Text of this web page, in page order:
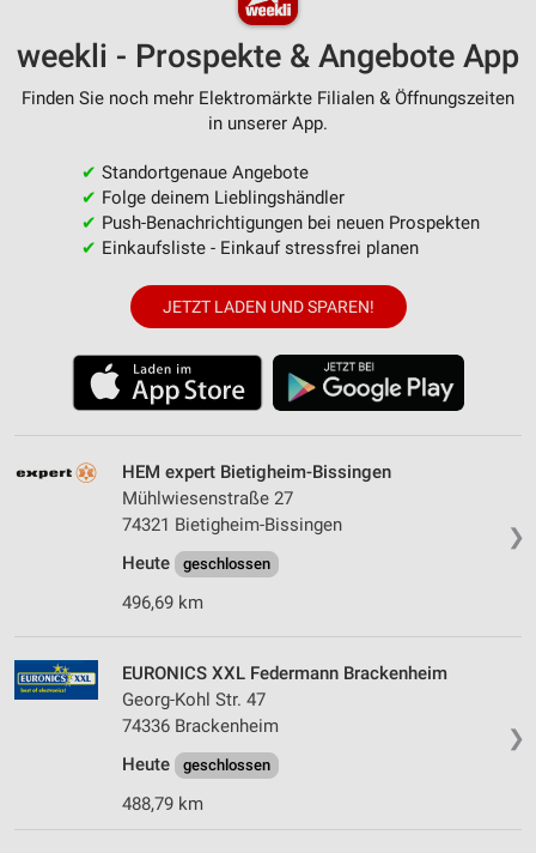
weekli - Prospekte & Angebote App
Finden Sie noch mehr Elektromärkte Filialen & Öffnungszeiten
in unserer App.
✔ Standortgenaue Angebote
✔ Folge deinem Lieblingshändler
✔ Push-Benachrichtigungen bei neuen Prospekten
✔ Einkaufsliste - Einkauf stressfrei planen
JETZT LADEN UND SPAREN!
❯
HEM expert Bietigheim-Bissingen
Mühlwiesenstraße 27
74321 Bietigheim-Bissingen
Heute
geschlossen
496,69 km
❯
EURONICS XXL Federmann Brackenheim
Georg-Kohl Str. 47
74336 Brackenheim
Heute
geschlossen
488,79 km